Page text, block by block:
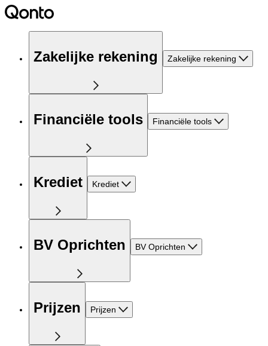
Zakelijke rekening Zakelijke rekening
Financiële tools Financiële tools
Krediet Krediet
BV Oprichten BV Oprichten
Prijzen Prijzen